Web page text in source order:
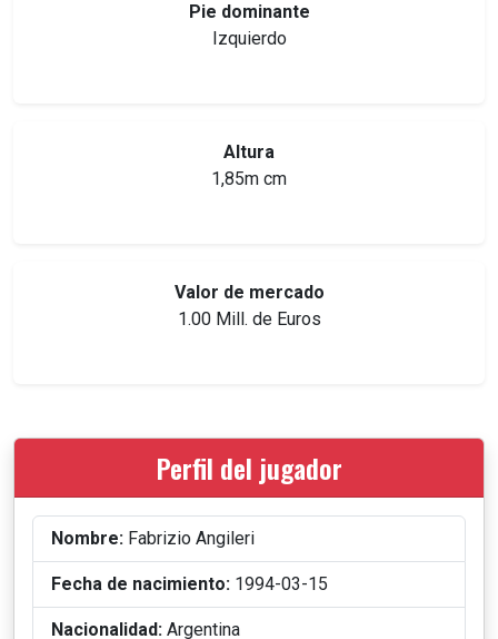
Pie dominante
Izquierdo
Altura
1,85m cm
Valor de mercado
1.00 Mill. de Euros
Perfil del jugador
Nombre: Fabrizio Angileri
Fecha de nacimiento: 1994-03-15
Nacionalidad: Argentina